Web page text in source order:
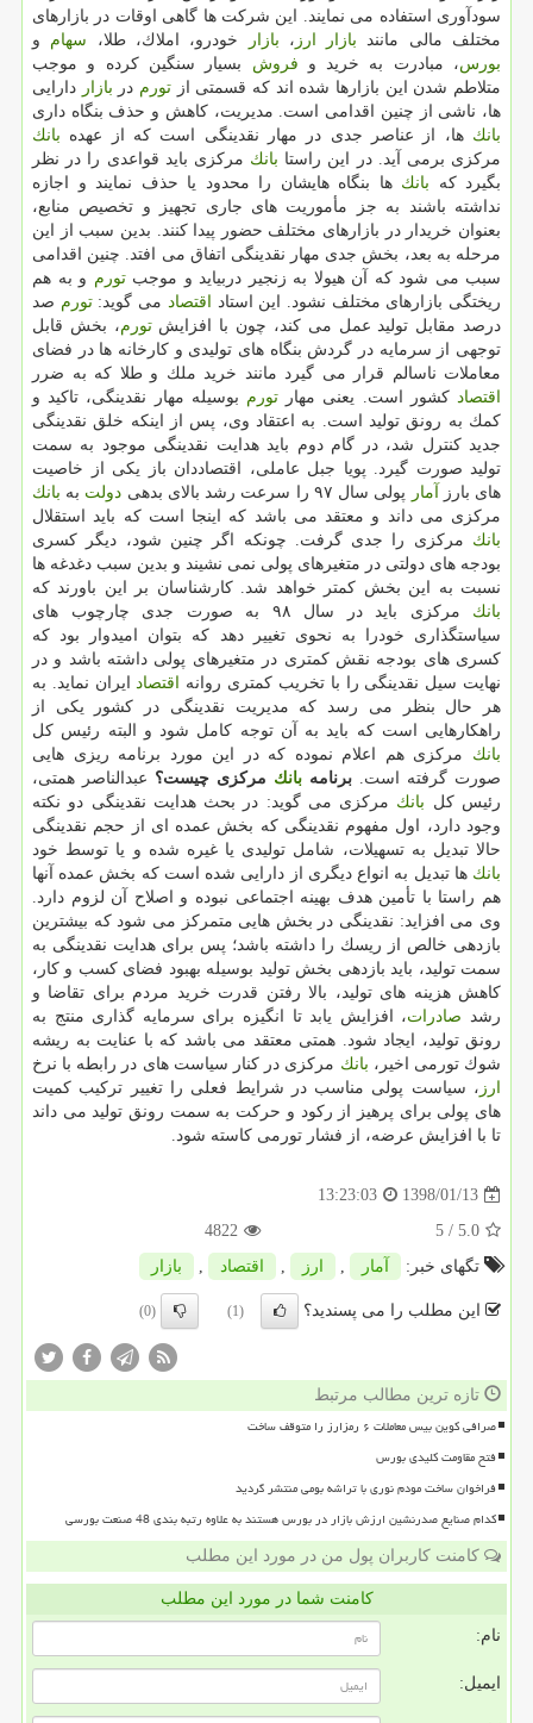
سودآوری استفاده می نمایند. این شركت ها گاهی اوقات در بازارهای
مختلف مالی مانند بازار ارز ، بازار خودرو، املاك، طلا، سهام و
بورس، مبادرت به خرید و فروش بسیار سنگین كرده و موجب
متلاطم شدن این بازارها شده اند كه قسمتی از تورم در بازار دارایی
ها، ناشی از چنین اقدامی است. مدیریت، كاهش و حذف بنگاه داری
بانك ها، از عناصر جدی در مهار نقدینگی است كه از عهده بانك
مركزی برمی آید. در این راستا بانك مركزی باید قواعدی را در نظر
بگیرد كه بانك ها بنگاه هایشان را محدود یا حذف نمایند و اجازه
نداشته باشند به جز مأموریت های جاری تجهیز و تخصیص منابع،
بعنوان خریدار در بازارهای مختلف حضور پیدا كنند. بدین سبب از این
مرحله به بعد، بخش جدی مهار نقدینگی اتفاق می افتد. چنین اقدامی
سبب می شود كه آن هیولا به زنجیر دربیاید و موجبتورم و به هم
ریختگی بازارهای مختلف نشود. این استاد اقتصاد می گوید:تورم صد
درصد مقابل تولید عمل می كند، چون با افزایشتورم، بخش قابل
توجهی از سرمایه در گردش بنگاه های تولیدی و كارخانه ها در فضای
معاملات ناسالم قرار می گیرد مانند خرید ملك و طلا كه به ضرر
اقتصاد كشور است. یعنی مهار تورم بوسیله مهار نقدینگی، تاكید و
كمك به رونق تولید است. به اعتقاد وی، پس از اینكه خلق نقدینگی
جدید كنترل شد، در گام دوم باید هدایت نقدینگی موجود به سمت
تولید صورت گیرد. پویا جبل عاملی، اقتصاددان باز یكی از خاصیت
های بارز آمار پولی سال ۹۷ را سرعت رشد بالای بدهی دولت به بانك
مركزی می داند و معتقد می باشد كه اینجا است كه باید استقلال
بانك مركزی را جدی گرفت. چونكه اگر چنین شود، دیگر كسری
بودجه های دولتی در متغیرهای پولی نمی نشیند و بدین سبب دغدغه ها
نسبت به این بخش كمتر خواهد شد. كارشناسان بر این باورند كه
بانك
مركزی باید در سال ۹۸ به صورت جدی چارچوب های
سیاستگذاری خودرا به نحوی تغییر دهد كه بتوان امیدوار بود كه
كسری های بودجه نقش كمتری در متغیرهای پولی داشته باشد و در
نهایت سیل نقدینگی را با تخریب كمتری روانه اقتصاد ایران نماید. به
هر حال بنظر می رسد كه مدیریت نقدینگی در كشور یكی از
راهكارهایی است كه باید به آن توجه كامل شود و البته رئیس كل
بانك مركزی هم اعلام نموده كه در این مورد برنامه ریزی هایی
صورت گرفته است. برنامه بانك مركزی چیست؟ عبدالناصر همتی،
رئیس كل بانك مركزی می گوید: در بحث هدایت نقدینگی دو نكته
وجود دارد، اول مفهوم نقدینگی كه بخش عمده ای از حجم نقدینگی
حالا تبدیل به تسهیلات، شامل تولیدی یا غیره شده و یا توسط خود
بانك ها تبدیل به انواع دیگری از دارایی شده است كه بخش عمده آنها
هم راستا با تأمین هدف بهینه اجتماعی نبوده و اصلاح آن لزوم دارد.
وی می افزاید: نقدینگی در بخش هایی متمركز می شود كه بیشترین
بازدهی خالص از ریسك را داشته باشد؛ پس برای هدایت نقدینگی به
سمت تولید، باید بازدهی بخش تولید بوسیله بهبود فضای كسب و كار،
كاهش هزینه های تولید، بالا رفتن قدرت خرید مردم برای تقاضا و
رشد صادرات، افزایش یابد تا انگیزه برای سرمایه گذاری منتج به
رونق تولید، ایجاد شود. همتی معتقد می باشد كه با عنایت به ریشه
شوك تورمی اخیر، بانك مركزی در كنار سیاست های در رابطه با نرخ
ارز ، سیاست پولی مناسب در شرایط فعلی را تغییر تركیب كمیت
های پولی برای پرهیز از ركود و حركت به سمت رونق تولید می داند
تا با افزایش عرضه، از فشار تورمی كاسته شود.
1398/01/13
13:23:03
5.0
/ 5
4822
تگهای خبر:
آمار , ارز , اقتصاد , بازار
این مطلب را می پسندید؟ (1)
(0)
تازه ترین مطالب مرتبط
صرافی کوین بیس معاملات ۶ رمزارز را متوقف ساخت
فتح مقاومت کلیدی بورس
فراخوان ساخت مودم نوری با تراشه بومی منتشر گردید
کدام صنایع صدرنشین ارزش بازار در بورس هستند به علاوه رتبه بندی 48 صنعت بورسی
کامنت کاربران پول من در مورد این مطلب
کامنت شما در مورد این مطلب
نام:
ایمیل: